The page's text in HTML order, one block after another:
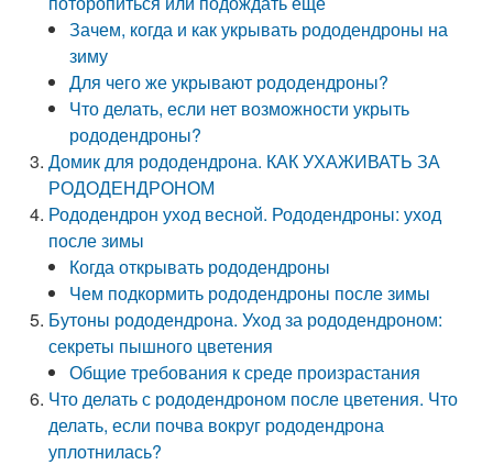
Зачем, когда и как укрывать рододендроны на
зиму
Для чего же укрывают рододендроны?
Что делать, если нет возможности укрыть
рододендроны?
Домик для рододендрона. КАК УХАЖИВАТЬ ЗА
РОДОДЕНДРОНОМ
Рододендрон уход весной. Рододендроны: уход
после зимы
Когда открывать рододендроны
Чем подкормить рододендроны после зимы
Бутоны рододендрона. Уход за рододендроном:
секреты пышного цветения
Общие требования к среде произрастания
Что делать с рододендроном после цветения. Что
делать, если почва вокруг рододендрона
уплотнилась?